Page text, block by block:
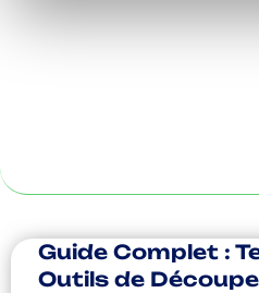
BAC
Guide Complet :
Outils de